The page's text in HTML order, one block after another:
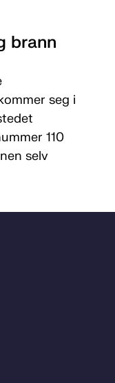
brann
seg i
110
selv